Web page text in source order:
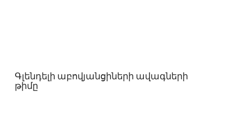
Գլենդելի աբովյանցիների ավագների
թիմը